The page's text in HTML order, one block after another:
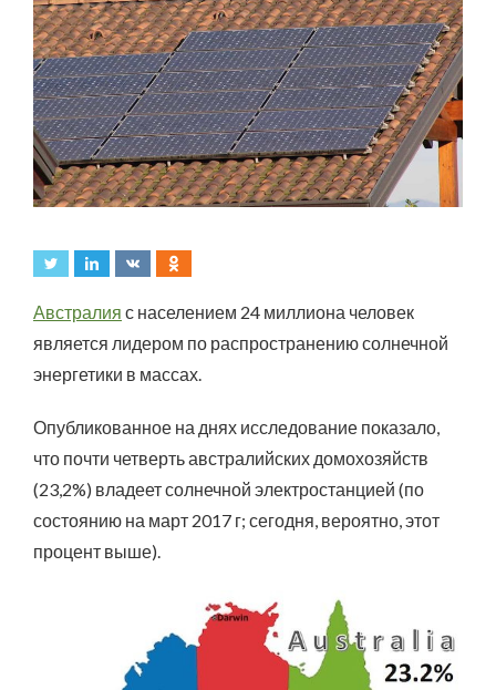
Австралия с населением 24 миллиона человек
является лидером по распространению солнечной
энергетики в массах.
Опубликованное на днях исследование показало,
что почти четверть австралийских домохозяйств
(23,2%) владеет солнечной электростанцией (по
состоянию на март 2017 г; сегодня, вероятно, этот
процент выше).